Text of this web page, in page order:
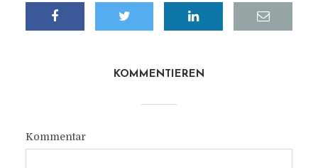
KOMMENTIEREN
Kommentar